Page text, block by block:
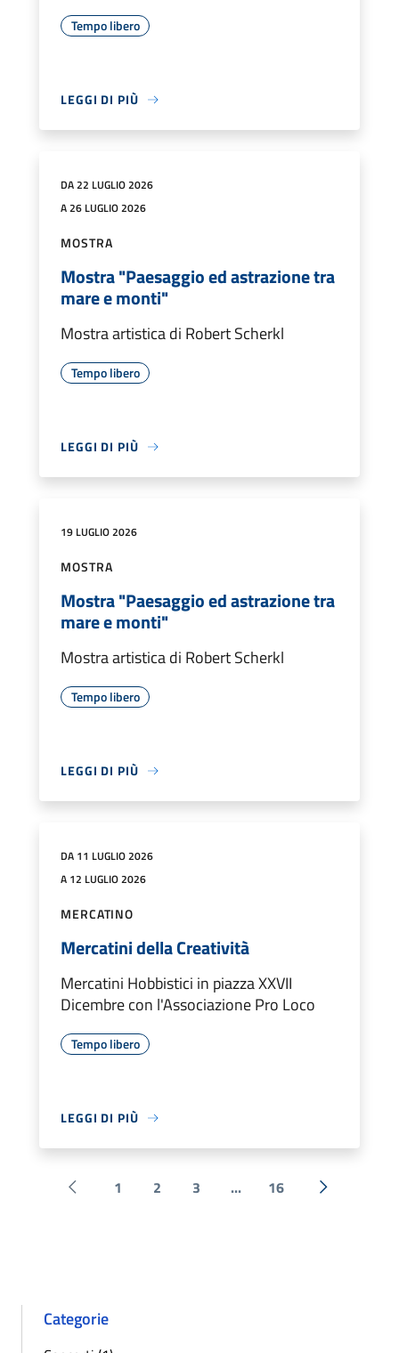
Tempo libero
LEGGI DI PIÙ
DA 22 LUGLIO 2026
A 26 LUGLIO 2026
MOSTRA
Mostra "Paesaggio ed astrazione tra
mare e monti"
Mostra artistica di Robert Scherkl
Tempo libero
LEGGI DI PIÙ
19 LUGLIO 2026
MOSTRA
Mostra "Paesaggio ed astrazione tra
mare e monti"
Mostra artistica di Robert Scherkl
Tempo libero
LEGGI DI PIÙ
DA 11 LUGLIO 2026
A 12 LUGLIO 2026
MERCATINO
Mercatini della Creatività
Mercatini Hobbistici in piazza XXVII
Dicembre con l'Associazione Pro Loco
Tempo libero
LEGGI DI PIÙ
Pagina precedente
1 2 3 ... 16 Successiva
Categorie